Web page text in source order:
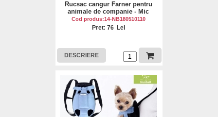
Rucsac cangur Farner pentru
animale de companie - Mic
Cod produs:14-NB180510110
Pret: 76 Lei
DESCRIERE